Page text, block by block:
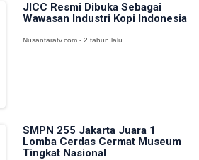
JICC Resmi Dibuka Sebagai
Wawasan Industri Kopi Indonesia
Nusantaratv.com - 2 tahun lalu
SMPN 255 Jakarta Juara 1
Lomba Cerdas Cermat Museum
Tingkat Nasional